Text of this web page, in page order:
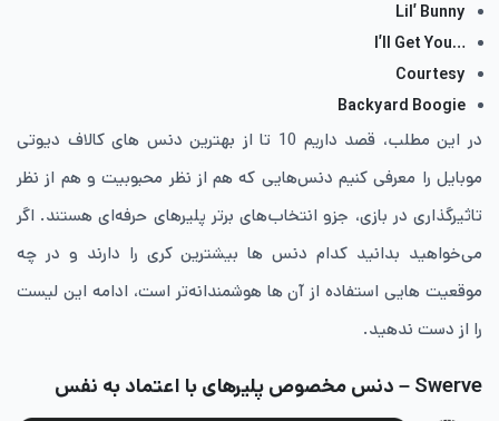
Lil’ Bunny
…I’ll Get You
Courtesy
Backyard Boogie
در این مطلب، قصد داریم 10 تا از بهترین دنس های کالاف دیوتی
موبایل را معرفی کنیم دنس‌هایی که هم از نظر محبوبیت و هم از نظر
تاثیرگذاری در بازی، جزو انتخاب‌های برتر پلیرهای حرفه‌ای هستند. اگر
می‌خواهید بدانید کدام دنس ها بیشترین کری را دارند و در چه
موقعیت هایی استفاده از آن ها هوشمندانه‌تر است، ادامه این لیست
را از دست ندهید.
Swerve – دنس مخصوص پلیرهای با اعتماد به‌ نفس